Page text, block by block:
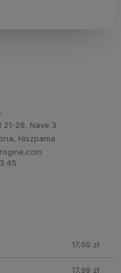
21-29, Nave 3
Hiszpania
45
17,00 zł
17,99 zł